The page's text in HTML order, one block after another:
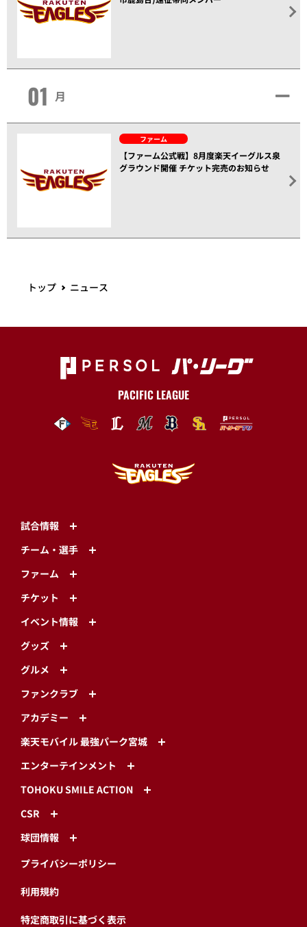
01 月
ファーム
【ファーム公式戦】8月度楽天イーグルス泉
グラウンド開催 チケット完売のお知らせ
トップ ニュース
PACIFIC LEAGUE
試合情報
チーム・選手
ファーム
チケット
イベント情報
グッズ
グルメ
ファンクラブ
アカデミー
楽天モバイル 最強パーク宮城
エンターテインメント
TOHOKU SMILE ACTION
CSR
球団情報
プライバシーポリシー
利用規約
特定商取引に基づく表示